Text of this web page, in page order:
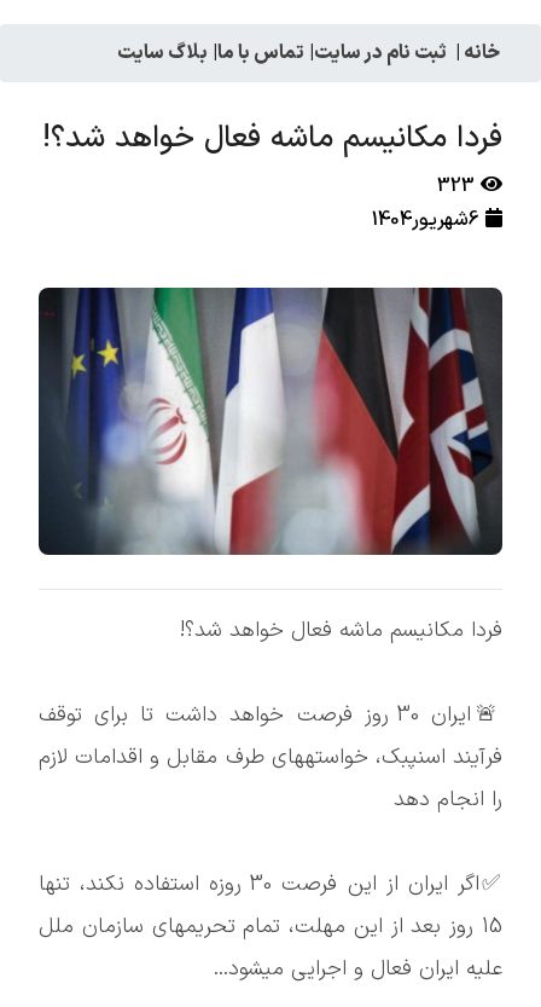
خانه | ثبت نام در سایت| تماس با ما| بلاگ سایت
فردا مکانیسم ماشه فعال خواهد شد؟!
323
6شهریور1404
فردا مکانیسم ماشه فعال خواهد شد؟!
🚨ایران 30 روز فرصت خواهد داشت تا برای توقف
فرآیند اسنپبک، خواستههای طرف مقابل و اقدامات لازم
را انجام دهد
✅اگر ایران از این فرصت 30 روزه استفاده نکند، تنها
15 روز بعد از این مهلت، تمام تحریمهای سازمان ملل
علیه ایران فعال و اجرایی میشود...